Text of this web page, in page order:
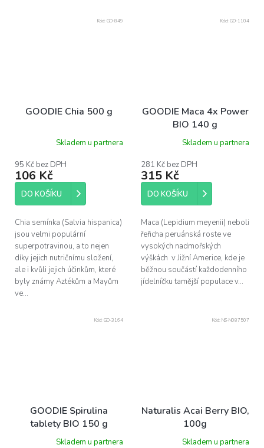
GOODIE Chia 500 g
Skladem u partnera
95 Kč bez DPH
106 Kč
DO KOŠÍKU
Chia semínka (Salvia hispanica)
jsou velmi populární
superpotravinou, a to nejen
díky jejich nutričnímu složení,
ale i kvůli jejich účinkům, které
byly známy Aztékům a Mayům
ve...
Kód: GD-849
GOODIE Maca 4x Power
BIO 140 g
Skladem u partnera
281 Kč bez DPH
315 Kč
DO KOŠÍKU
Maca (Lepidium meyenii) neboli
řeřicha peruánská roste ve
vysokých nadmořských
výškách v Jižní Americe, kde je
běžnou součástí každodenního
jídelníčku tamější populace v...
Kód: GD-1104
GOODIE Spirulina
tablety BIO 150 g
Skladem u partnera
Kód: GD-3164
Naturalis Acai Berry BIO,
100g
Skladem u partnera
Kód: NS-N087507